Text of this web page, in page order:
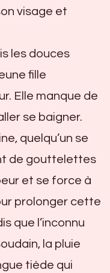
visage et
les douces
fille
Elle manque de
se baigner.
quelqu’un se
de gouttelettes
et se force à
prolonger cette
que l’inconnu
la pluie
tiède qui